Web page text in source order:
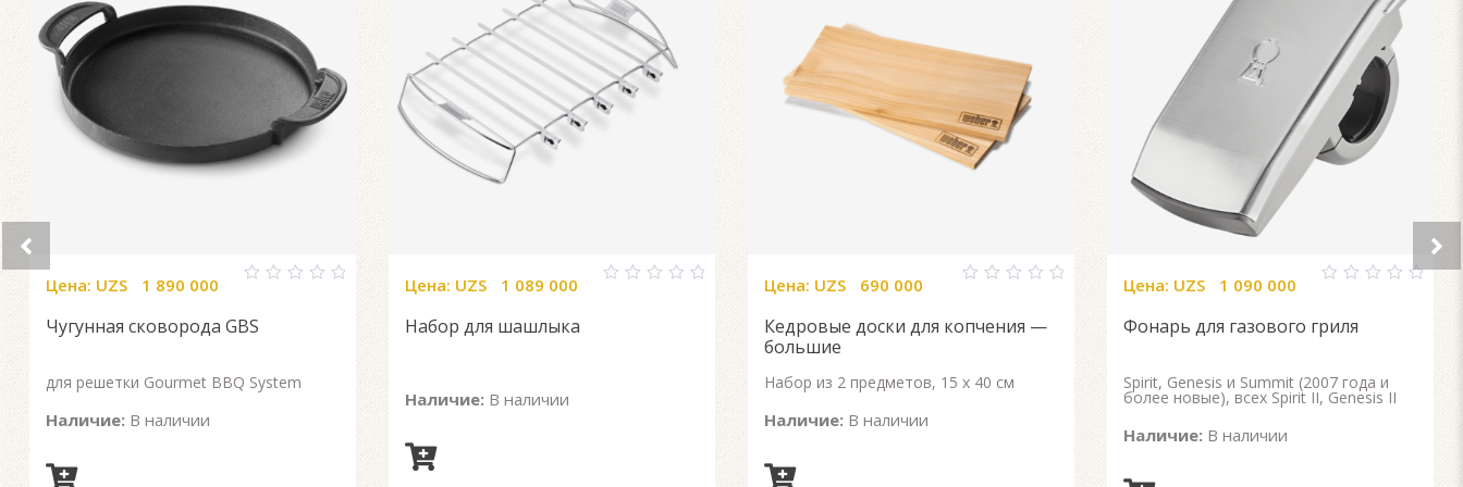
of
Цена: UZS 1 890 000
Чугунная сковорода GBS
для решетки Gourmet BBQ System
Наличие: В наличии
Цена: UZS 1 089 000
Набор для шашлыка
Наличие: В наличии
of
Цена: UZS 690 000
Кедровые доски для копчения —
большие
Набор из 2 предметов, 15 x 40 см
Наличие: В наличии
of
Цена: UZS 1 090 000
Фонарь для газового гриля
Spirit, Genesis и Summit (2007 года и
более новые), всех Spirit II, Genesis II
Наличие: В наличии